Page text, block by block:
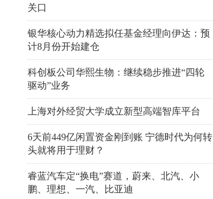
关口
银华核心动力精选拟任基金经理向伊达：预
计8月份开始建仓
科创板公司华熙生物：继续稳步推进“四轮
驱动”业务
上海对外经贸大学成立新型高端智库平台
6天前449亿闲置资金刚到账 宁德时代为何转
头就将用于理财？
睿蓝汽车定“换电”赛道，蔚来、北汽、小
鹏、理想、一汽、比亚迪